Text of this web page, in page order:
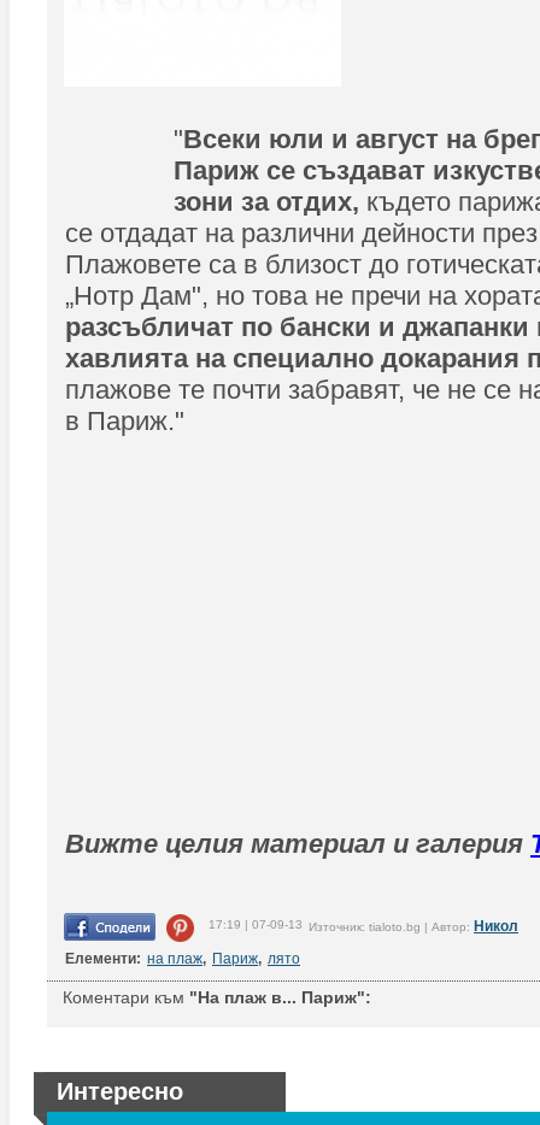
"Всеки юли и август на
Париж се създават
зони за отдих, където
се отдадат на различни дейности
Плажовете са в близост до
„Нотр Дам", но това не пречи на
разсъбличат по бански и
хавлията на специално докарания
плажове те почти забравят, че не се
в Париж."
Вижте целия материал и галерия
17:19 | 07-09-13 Източник: tialoto.bg | Автор: Никол
Елементи: на плаж, Париж, лято
Коментари към "На плаж в... Париж":
Интересно